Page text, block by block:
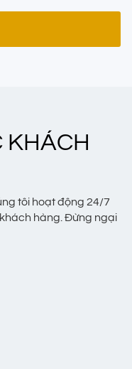
KHÁCH
tôi hoạt động 24/7
hàng. Đừng ngại